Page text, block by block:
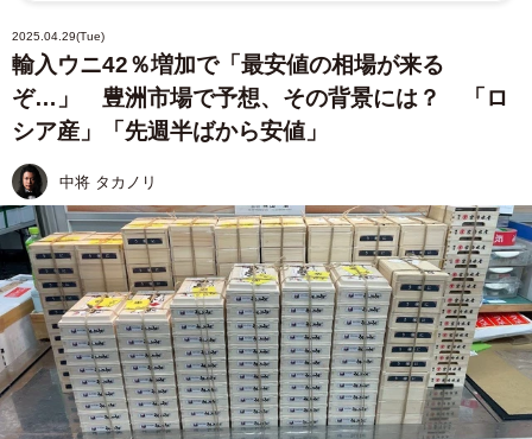
2025.04.29(Tue)
輸入ウニ42％増加で「最安値の相場が来る
ぞ…」 豊洲市場で予想、その背景には？ 「ロ
シア産」「先週半ばから安値」
中将 タカノリ